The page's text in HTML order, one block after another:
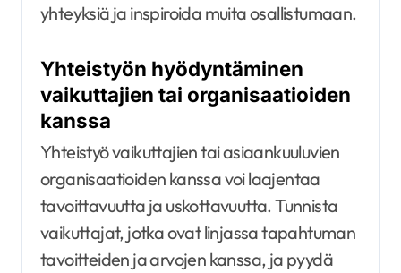
yhteyksiä ja inspiroida muita osallistumaan.
Yhteistyön hyödyntäminen
vaikuttajien tai organisaatioiden
kanssa
Yhteistyö vaikuttajien tai asiaankuuluvien
organisaatioiden kanssa voi laajentaa
tavoittavuutta ja uskottavuutta. Tunnista
vaikuttajat, jotka ovat linjassa tapahtuman
tavoitteiden ja arvojen kanssa, ja pyydä